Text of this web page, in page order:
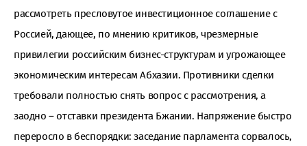
рассмотреть пресловутое инвестиционное соглашение с
Россией, дающее, по мнению критиков, чрезмерные
привилегии российским бизнес-структурам и угрожающее
экономическим интересам Абхазии. Противники сделки
требовали полностью снять вопрос с рассмотрения, а
заодно – отставки президента Бжании. Напряжение быстро
переросло в беспорядки: заседание парламента сорвалось,